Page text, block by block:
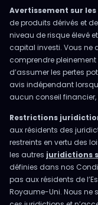
Avertissement sur les
de produits dérivés et
niveau de risque élevé
capital investi. Vous ne
comprendre pleinement
d’assumer les pertes
avis indépendant
aucun conseil
Restrictions
aux résidents des
restreints en vertu des
les autres juridictions
définies dans nos
pas aux résidents de
Royaume-Uni. Nous